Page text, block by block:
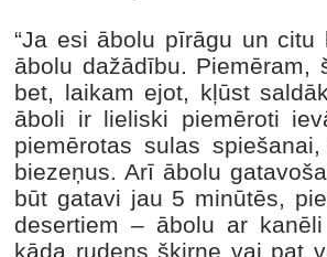
“Ja esi ābolu pīrāgu un
ābolu dažādību. Piemēram,
bet, laikam ejot, kļūst
āboli ir lieliski piemēroti
piemērotas sulas
biezeņus. Arī ābolu
būt gatavi jau 5 minūtēs,
desertiem – ābolu ar
kāda rudens šķirne vai pat